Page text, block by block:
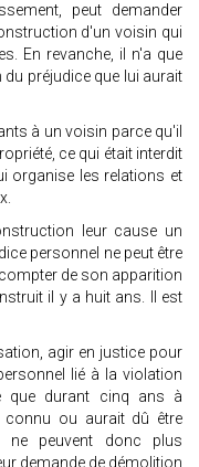
peut demander
d'un voisin qui
En revanche, il n'a que
préjudice que lui aurait
à un voisin parce qu'il
ce qui était interdit
organise les relations et
leur cause un
personnel ne peut être
de son apparition
il y a huit ans. Il est
agir en justice pour
lié à la violation
que durant cinq ans à
ou aurait dû être
ne peuvent donc plus
demande de démolition